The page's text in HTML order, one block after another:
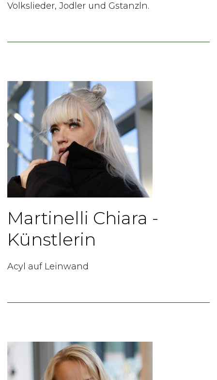
Volkslieder, Jodler und Gstanzln.
Martinelli Chiara -
Künstlerin
Acyl auf Leinwand